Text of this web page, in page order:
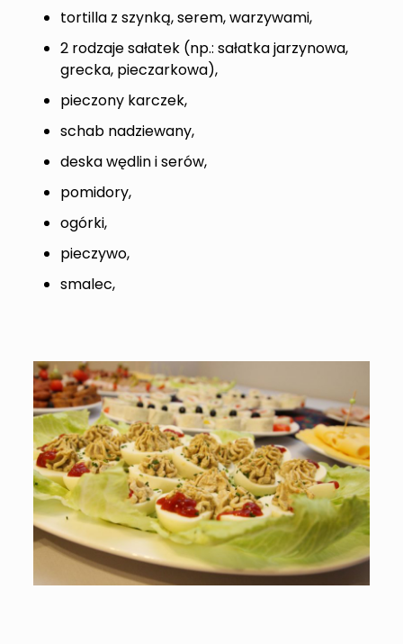
tortilla z szynką, serem, warzywami,
2 rodzaje sałatek (np.: sałatka jarzynowa,
grecka, pieczarkowa),
pieczony karczek,
schab nadziewany,
deska wędlin i serów,
pomidory,
ogórki,
pieczywo,
smalec,